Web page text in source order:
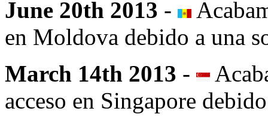
June 20th 2013 -
en Moldova debido a una
March 14th 2013 -
acceso en Singapore